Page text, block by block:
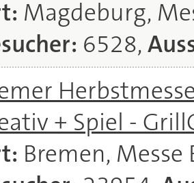
Magdeburg,
6528,
+ Spiel -
Bremen, Messe